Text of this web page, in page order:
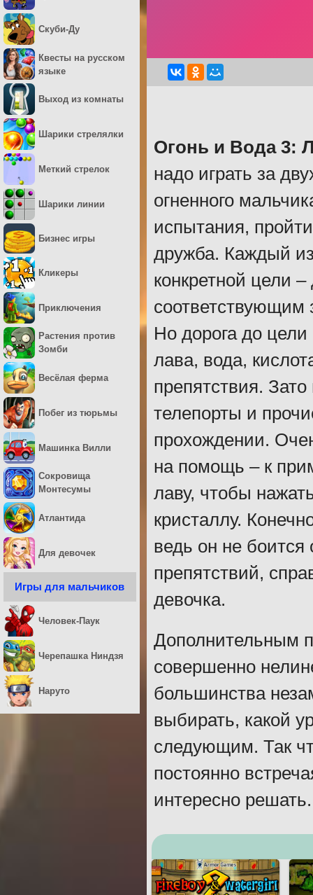
Огонь и Вода 3:
надо играть за
огненного
испытания,
дружба. Каждый
конкретной цели
соответствующим
Но дорога до цели
лава, вода,
препятствия.
телепорты и
прохождении.
на помощь – к
лаву, чтобы
кристаллу.
ведь он не боится
препятствий,
девочка.
Дополнительным
совершенно
большинства
выбирать, какой
следующим. Так
постоянно
интересно решать.
Скуби-Ду
Квесты на русском
языке
Выход из комнаты
Шарики стрелялки
Меткий стрелок
Шарики линии
Бизнес игры
Кликеры
Приключения
Растения против
Зомби
Весёлая ферма
Побег из тюрьмы
Машинка Вилли
Сокровища
Монтесумы
Атлантида
Для девочек
Игры для мальчиков
Человек-Паук
Черепашка Ниндзя
Наруто